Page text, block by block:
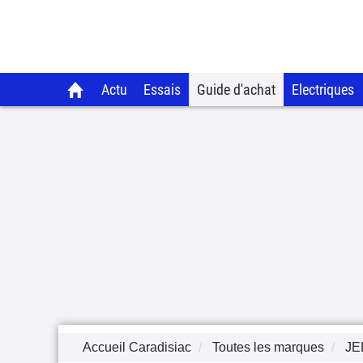
Actu Essais Guide d'achat Electriques
Accueil Caradisiac Toutes les marques